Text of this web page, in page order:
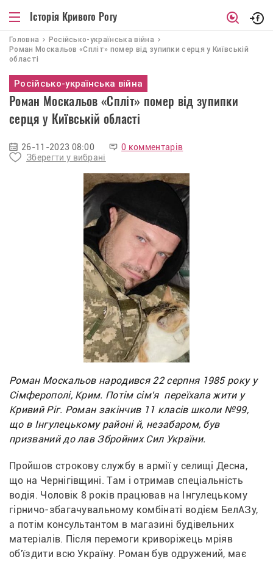
Історія Кривого Рогу
Головна
Російсько-українська війна
Роман Москальов «Спліт» помер від зупипки серця у Київській
області
Російсько-українська війна
Роман Москальов «Спліт» помер від зупипки
серця у Київській області
26-11-2023 08:00
0 комментарів
Зберегти у вибрані
Роман Москальов народився 22 серпня 1985 року у
Сімферополі, Крим. Потім сім'я переїхала жити у
Кривий Ріг. Роман закінчив 11 класів школи №99,
що в Інгулецькому районі й, незабаром, був
призваний до лав Збройних Сил України.
Пройшов строкову службу в армії у селищі Десна,
що на Чернігівщині. Там і отримав спеціальність
водія. Чоловік 8 років працював на Інгулецькому
гірничо-збагачувальному комбінаті водієм БелАЗу,
а потім консультантом в магазині будівельних
матеріалів. Після перемоги криворіжець мріяв
об'їздити всю Україну. Роман був одружений, має